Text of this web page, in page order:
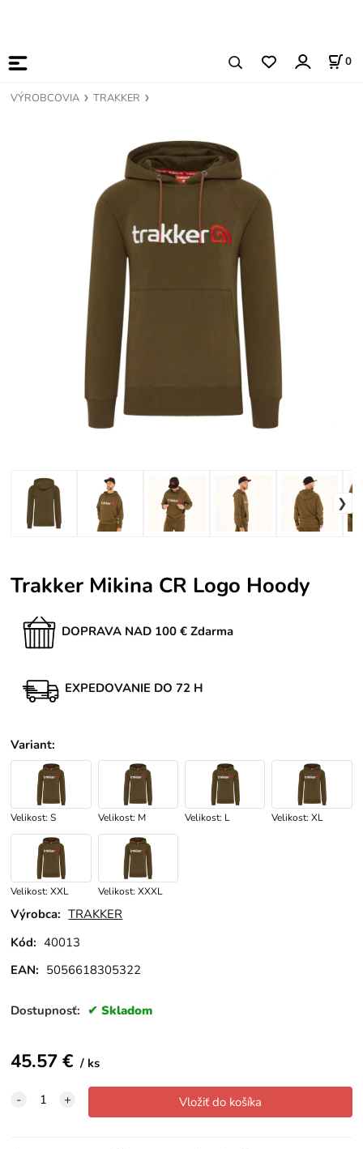
0
VÝROBCOVIA TRAKKER
Trakker Mikina CR Logo Hoody
DOPRAVA NAD 100 € Zdarma
EXPEDOVANIE DO 72 H
Variant:
Velikost: S Velikost: M Velikost: L Velikost: XL
Velikost: XXL Velikost: XXXL
Výrobca: TRAKKER
Kód: 40013
EAN: 5056618305322
Dostupnosť: Skladom
45.57€ ks